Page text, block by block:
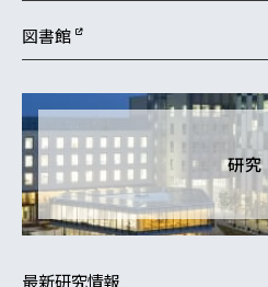
図書館
研究
最新研究情報